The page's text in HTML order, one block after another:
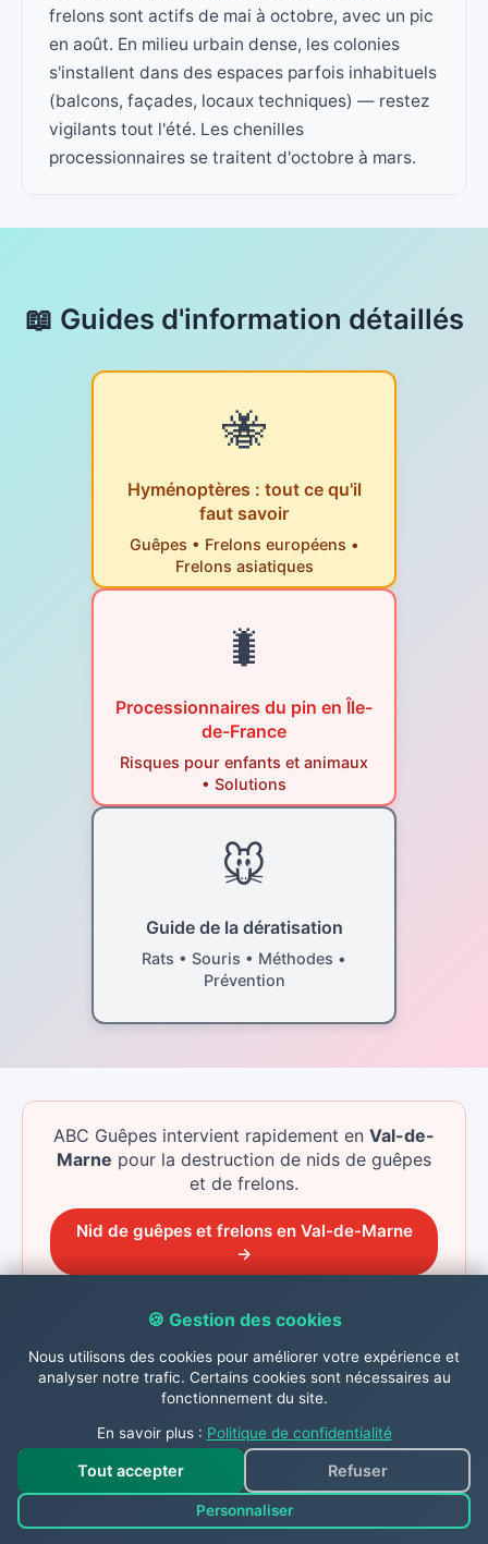
frelons sont actifs de mai à octobre, avec un pic
en août. En milieu urbain dense, les colonies
s'installent dans des espaces parfois inhabituels
(balcons, façades, locaux techniques) — restez
vigilants tout l'été. Les chenilles
processionnaires se traitent d'octobre à mars.
📖 Guides d'information détaillés
🐝
Hyménoptères : tout ce qu'il
faut savoir
Guêpes • Frelons européens •
Frelons asiatiques
🐛
Processionnaires du pin en Île-
de-France
Risques pour enfants et animaux
• Solutions
🐭
Guide de la dératisation
Rats • Souris • Méthodes •
Prévention
ABC Guêpes intervient rapidement en Val-de-
Marne pour la destruction de nids de guêpes
et de frelons.
Nid de guêpes et frelons en Val-de-Marne
→
Nous intervenons aussi à
proximité de Boissy Saint Leger
ABC Guêpes ne se limite pas à Boissy Saint
Leger : nous couvrons toutes les communes
alentour pour la destruction de nids de guêpes,
frelons, et le traitement des chenilles
processionnaires.
🍪 Gestion des cookies
Nous utilisons des cookies pour améliorer votre expérience et
analyser notre trafic. Certains cookies sont nécessaires au
fonctionnement du site.
En savoir plus : Politique de confidentialité
Tout accepter
Personnaliser
Refuser